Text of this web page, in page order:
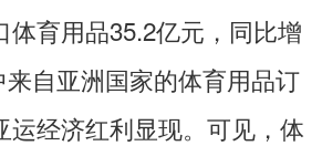
体育用品35.2亿元，同比增
自亚洲国家的体育用品订
运经济红利显现。可见，体